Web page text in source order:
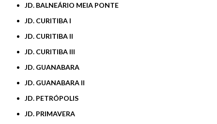
JD. BALNEÁRIO MEIA PONTE
JD. CURITIBA I
JD. CURITIBA II
JD. CURITIBA III
JD. GUANABARA
JD. GUANABARA II
JD. PETRÓPOLIS
JD. PRIMAVERA